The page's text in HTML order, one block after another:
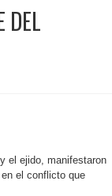
DEL
el ejido, manifestaron
el conflicto que